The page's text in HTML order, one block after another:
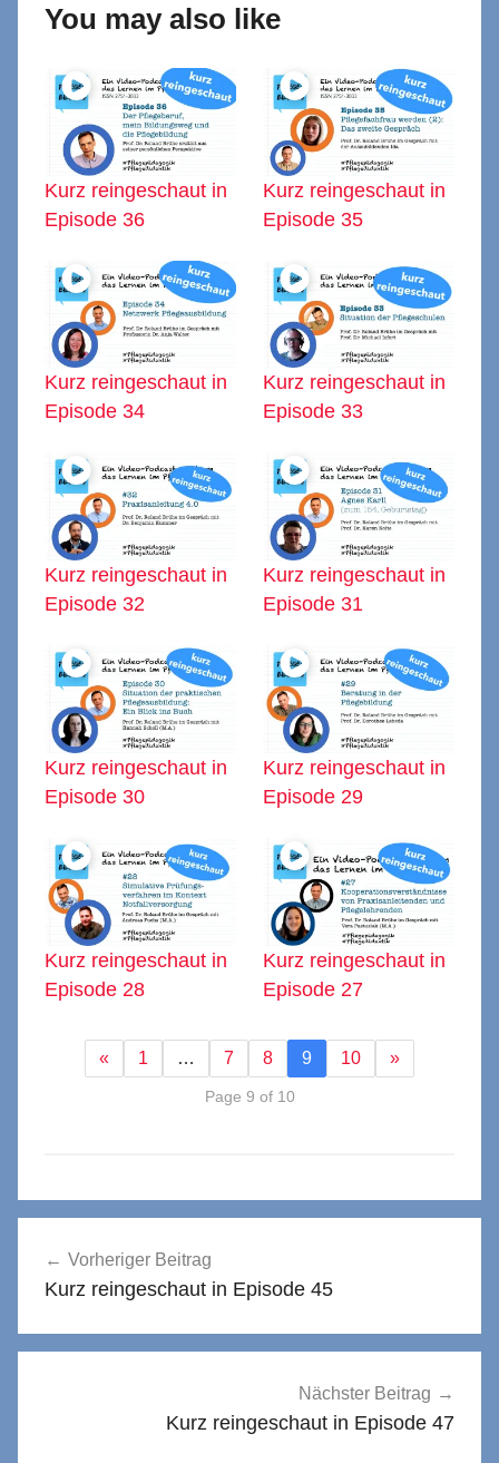
You may also like
Kurz reingeschaut in
Episode 36
Kurz reingeschaut in
Episode 35
Kurz reingeschaut in
Episode 34
Kurz reingeschaut in
Episode 33
Kurz reingeschaut in
Episode 32
Kurz reingeschaut in
Episode 31
Kurz reingeschaut in
Episode 30
Kurz reingeschaut in
Episode 29
Kurz reingeschaut in
Episode 28
Kurz reingeschaut in
Episode 27
« 1 … 7 8 9 10 »
Page 9 of 10
Vorheriger Beitrag
Kurz reingeschaut in Episode 45
Nächster Beitrag
Kurz reingeschaut in Episode 47